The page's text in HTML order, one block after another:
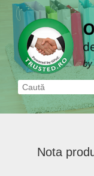
Nota